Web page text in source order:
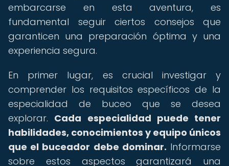
embarcarse en esta aventura, es
fundamental seguir ciertos consejos que
garanticen una preparación óptima y una
experiencia segura.
En primer lugar, es crucial investigar y
comprender los requisitos específicos de la
especialidad de buceo que se desea
explorar. Cada especialidad puede tener
habilidades, conocimientos y equipo únicos
que el buceador debe dominar. Informarse
sobre estos aspectos garantizará una